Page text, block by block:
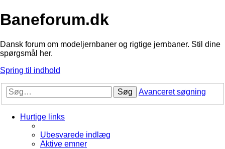
Baneforum.dk
Dansk forum om modeljernbaner og rigtige jernbaner. Stil dine
spørgsmål her.
Spring til indhold
Søg Avanceret søgning
Hurtige links
Ubesvarede indlæg
Aktive emner